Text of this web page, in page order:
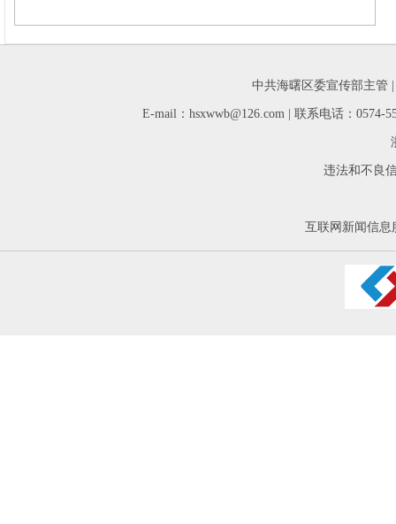
中共海曙区委宣传部主管
E-mail：hsxwwb@126.com | 联系电话：
违法和不良
互联网新闻信息